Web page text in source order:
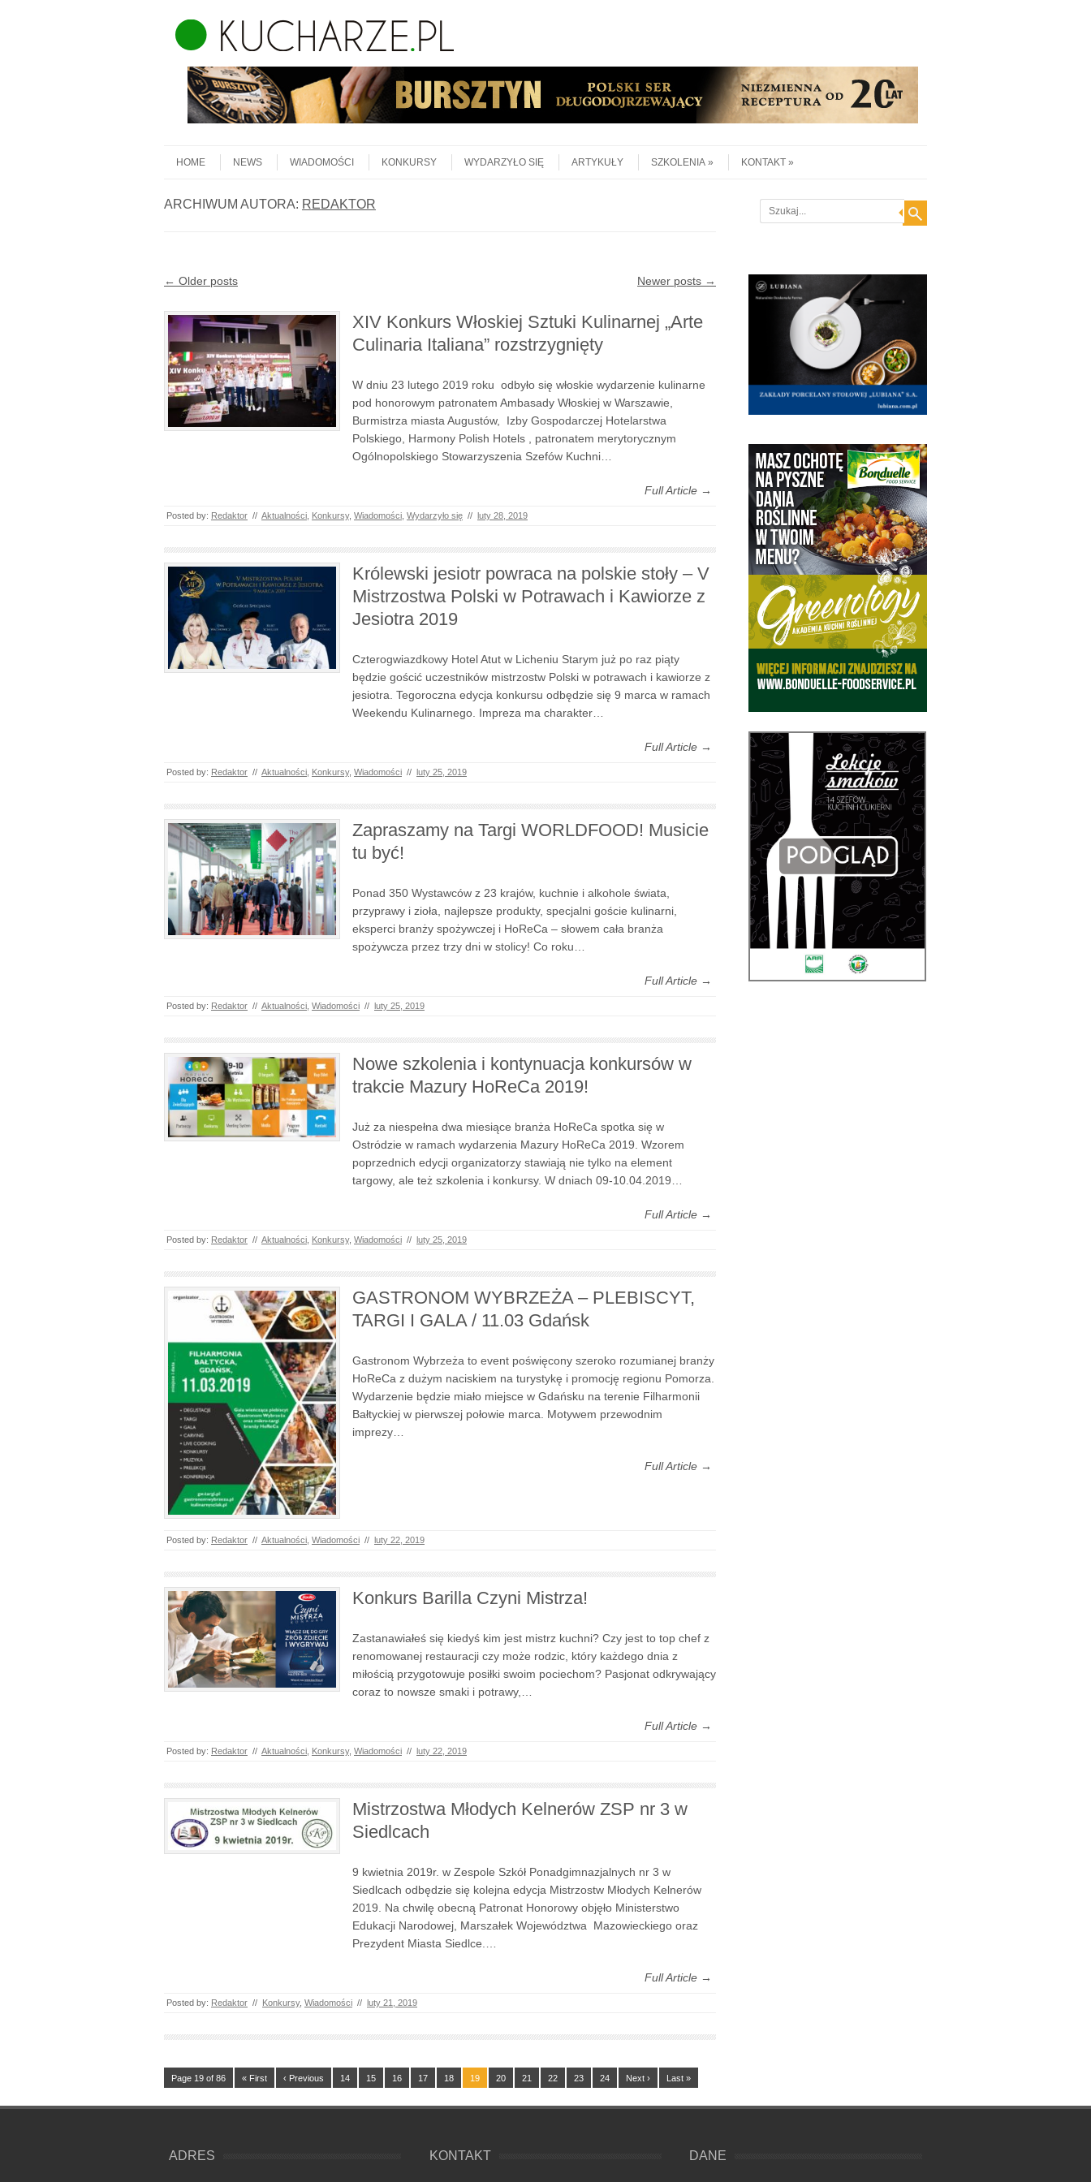
Menu
HOME
NEWS WIADOMOŚCI KONKURSY WYDARZYŁO SIĘ ARTYKUŁY SZKOLENIA KONTAKT
ARCHIWUM AUTORA: REDAKTOR
Post navigation
← Older posts Newer posts →
XIV Konkurs Włoskiej Sztuki Kulinarnej „Arte
Culinaria Italiana” rozstrzygnięty
W dniu 23 lutego 2019 roku odbyło się włoskie wydarzenie kulinarne
pod honorowym patronatem Ambasady Włoskiej w Warszawie,
Burmistrza miasta Augustów, Izby Gospodarczej Hotelarstwa
Polskiego, Harmony Polish Hotels , patronatem merytorycznym
Ogólnopolskiego Stowarzyszenia Szefów Kuchni…
Full Article →
Posted by: Redaktor // Aktualności Konkursy, Wiadomości Wydarzyło się // luty 28, 2019
Królewski jesiotr powraca na polskie stoły – V
Mistrzostwa Polski w Potrawach i Kawiorze z
Jesiotra 2019
Czterogwiazdkowy Hotel Atut w Licheniu Starym już po raz piąty
będzie gościć uczestników mistrzostw Polski w potrawach i kawiorze z
jesiotra. Tegoroczna edycja konkursu odbędzie się 9 marca w ramach
Weekendu Kulinarnego. Impreza ma charakter…
Full Article →
Posted by: Redaktor // Aktualności Konkursy, Wiadomości // luty 25, 2019
Zapraszamy na Targi WORLDFOOD! Musicie
tu być!
Ponad 350 Wystawców z 23 krajów, kuchnie i alkohole świata,
przyprawy i zioła, najlepsze produkty, specjalni goście kulinarni,
eksperci branży spożywczej i HoReCa – słowem cała branża
spożywcza przez trzy dni w stolicy! Co roku…
Full Article →
Posted by: Redaktor // Aktualności Wiadomości // luty 25, 2019
Nowe szkolenia i kontynuacja konkursów w
trakcie Mazury HoReCa 2019!
Już za niespełna dwa miesiące branża HoReCa spotka się w
Ostródzie w ramach wydarzenia Mazury HoReCa 2019. Wzorem
poprzednich edycji organizatorzy stawiają nie tylko na element
targowy, ale też szkolenia i konkursy. W dniach 09-10.04.2019…
Full Article →
Posted by: Redaktor // Aktualności Konkursy, Wiadomości // luty 25, 2019
GASTRONOM WYBRZEŻA – PLEBISCYT,
TARGI I GALA / 11.03 Gdańsk
Gastronom Wybrzeża to event poświęcony szeroko rozumianej branży
HoReCa z dużym naciskiem na turystykę i promocję regionu Pomorza.
Wydarzenie będzie miało miejsce w Gdańsku na terenie Filharmonii
Bałtyckiej w pierwszej połowie marca. Motywem przewodnim
imprezy…
Full Article →
Posted by: Redaktor // Aktualności Wiadomości // luty 22, 2019
Konkurs Barilla Czyni Mistrza!
Zastanawiałeś się kiedyś kim jest mistrz kuchni? Czy jest to top chef z
renomowanej restauracji czy może rodzic, który każdego dnia z
miłością przygotowuje posiłki swoim pociechom? Pasjonat odkrywający
coraz to nowsze smaki i potrawy,…
Full Article →
Posted by: Redaktor // Aktualności Konkursy, Wiadomości // luty 22, 2019
Mistrzostwa Młodych Kelnerów ZSP nr 3 w
Siedlcach
9 kwietnia 2019r. w Zespole Szkół Ponadgimnazjalnych nr 3 w
Siedlcach odbędzie się kolejna edycja Mistrzostw Młodych Kelnerów
2019. Na chwilę obecną Patronat Honorowy objęło Ministerstwo
Edukacji Narodowej, Marszałek Województwa Mazowieckiego oraz
Prezydent Miasta Siedlce.…
Full Article →
Posted by: Redaktor // Konkursy, Wiadomości // luty 21, 2019
Page 19 of 86 « First ‹ Previous 14 15 16 17 18 19 20 21 22 23 24 Next › Last »
Search
ADRES KONTAKT DANE